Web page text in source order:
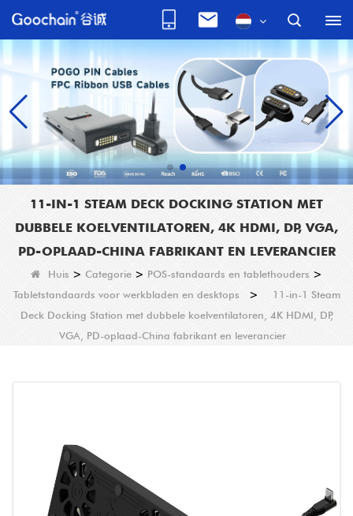
11-IN-1 STEAM DECK DOCKING STATION MET
DUBBELE KOELVENTILATOREN, 4K HDMI, DP, VGA,
PD-OPLAAD-CHINA FABRIKANT EN LEVERANCIER
Huis > Categorie > POS-standaards en tablethouders >
Tabletstandaards voor werkbladen en desktops >
11-in-1 Steam
Deck Docking Station met dubbele koelventilatoren, 4K HDMI, DP,
VGA, PD-oplaad-China fabrikant en leverancier